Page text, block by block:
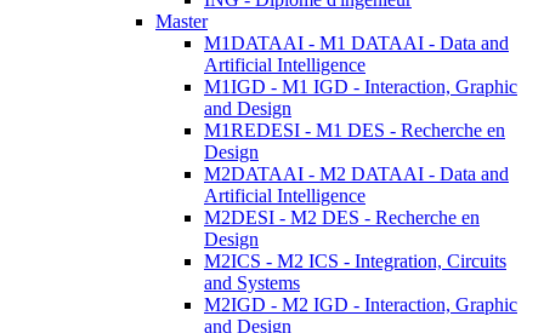
Master
M1DATAAI - M1 DATAAI - Data and
Artificial Intelligence
M1IGD - M1 IGD - Interaction, Graphic
and Design
M1REDESI - M1 DES - Recherche en
Design
M2DATAAI - M2 DATAAI - Data and
Artificial Intelligence
M2DESI - M2 DES - Recherche en
Design
M2ICS - M2 ICS - Integration, Circuits
and Systems
M2IGD - M2 IGD - Interaction, Graphic
and Design